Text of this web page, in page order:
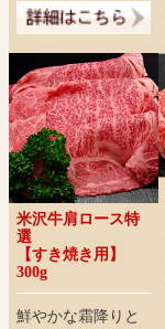
米沢牛肩ロース特
選
【すき焼き用】
300g
鮮やかな霜降りと